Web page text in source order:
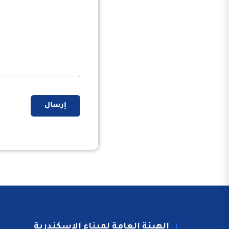
إرسال
الهيئة العامة لميناء الاسكندرية